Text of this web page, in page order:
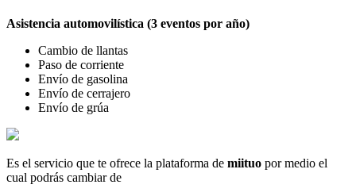
Asistencia automovilística (3 eventos por año)
Cambio de llantas
Paso de corriente
Envío de gasolina
Envío de cerrajero
Envío de grúa
Es el servicio que te ofrece la plataforma de miituo por medio el
cual podrás cambiar de